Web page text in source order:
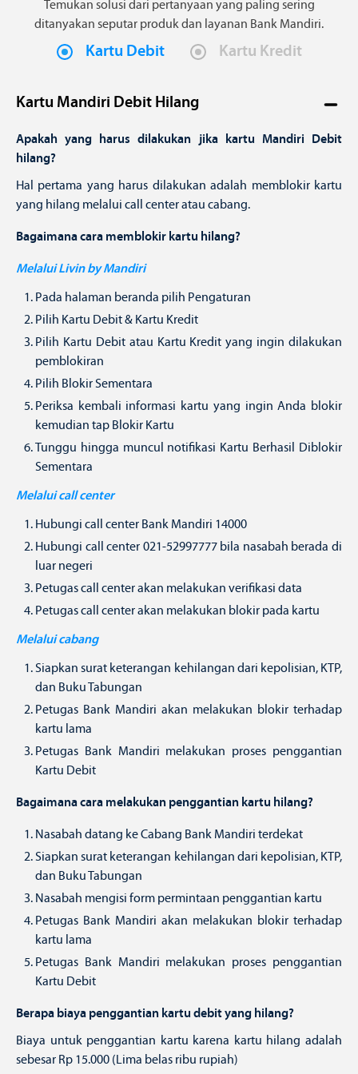
Temukan solusi dari pertanyaan yang paling sering
ditanyakan seputar produk dan layanan Bank Mandiri.
Kartu Debit Kartu Kredit
Kartu Mandiri Debit Hilang
Apakah yang harus dilakukan jika kartu Mandiri Debit
hilang?
Hal pertama yang harus dilakukan adalah memblokir kartu
yang hilang melalui call center atau cabang.
Bagaimana cara memblokir kartu hilang?
Melalui Livin by Mandiri
Pada halaman beranda pilih Pengaturan
Pilih Kartu Debit & Kartu Kredit
Pilih Kartu Debit atau Kartu Kredit yang ingin dilakukan
pemblokiran
Pilih Blokir Sementara
Periksa kembali informasi kartu yang ingin Anda blokir
kemudian tap Blokir Kartu
Tunggu hingga muncul notifikasi Kartu Berhasil Diblokir
Sementara
Melalui call center
Hubungi call center Bank Mandiri 14000
Hubungi call center 021-52997777 bila nasabah berada di
luar negeri
Petugas call center akan melakukan verifikasi data
Petugas call center akan melakukan blokir pada kartu
Melalui cabang
Siapkan surat keterangan kehilangan dari kepolisian, KTP,
dan Buku Tabungan
Petugas Bank Mandiri akan melakukan blokir terhadap
kartu lama
Petugas Bank Mandiri melakukan proses penggantian
Kartu Debit
Bagaimana cara melakukan penggantian kartu hilang?
Nasabah datang ke Cabang Bank Mandiri terdekat
Siapkan surat keterangan kehilangan dari kepolisian, KTP,
dan Buku Tabungan
Nasabah mengisi form permintaan penggantian kartu
Petugas Bank Mandiri akan melakukan blokir terhadap
kartu lama
Petugas Bank Mandiri melakukan proses penggantian
Kartu Debit
Berapa biaya penggantian kartu debit yang hilang?
Biaya untuk penggantian kartu karena kartu hilang adalah
sebesar Rp 15.000 (Lima belas ribu rupiah)